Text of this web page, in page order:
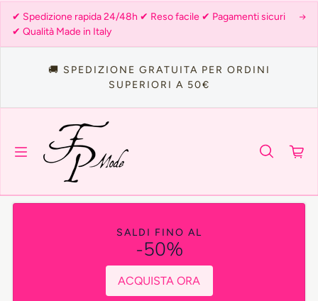
✔ Spedizione rapida 24/48h ✔ Reso facile ✔ Pagamenti sicuri
✔ Qualità Made in Italy
🚚 SPEDIZIONE GRATUITA PER ORDINI
SUPERIORI A 50€
SALDI FINO AL
-50%
ACQUISTA ORA